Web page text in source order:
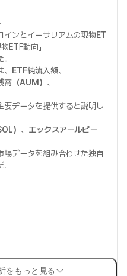
インとイーサリアムの現物ET
ETF動向」
ETF純流入額、
高（AUM） 、
要データを提供すると説明し
） 、 エックスアールピー
場データを組み合わせた独自
.
をもっと見る